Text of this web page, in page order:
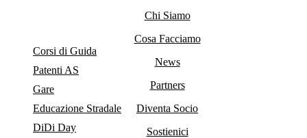
Chi Siamo
Cosa Facciamo
Corsi di Guida
Patenti AS
Gare
Educazione Stradale
DiDi Day
News
Partners
Diventa Socio
Sostienici